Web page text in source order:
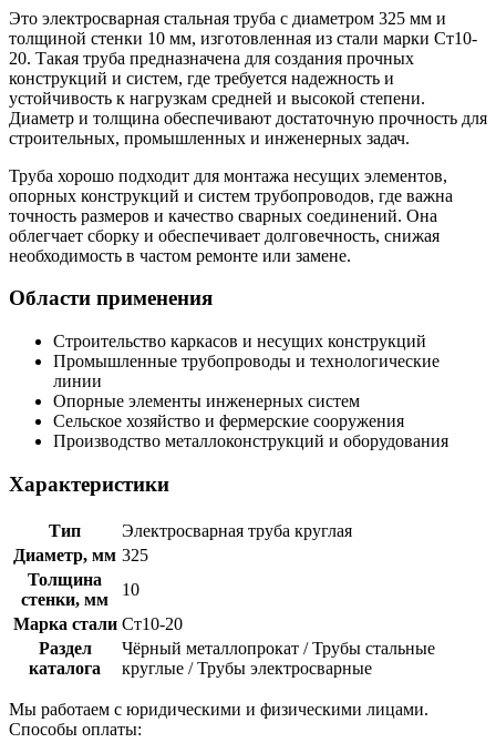
Это электросварная стальная труба с диаметром 325 мм и
толщиной стенки 10 мм, изготовленная из стали марки Ст10-
20. Такая труба предназначена для создания прочных
конструкций и систем, где требуется надежность и
устойчивость к нагрузкам средней и высокой степени.
Диаметр и толщина обеспечивают достаточную прочность для
строительных, промышленных и инженерных задач.
Труба хорошо подходит для монтажа несущих элементов,
опорных конструкций и систем трубопроводов, где важна
точность размеров и качество сварных соединений. Она
облегчает сборку и обеспечивает долговечность, снижая
необходимость в частом ремонте или замене.
Области применения
Строительство каркасов и несущих конструкций
Промышленные трубопроводы и технологические
линии
Опорные элементы инженерных систем
Сельское хозяйство и фермерские сооружения
Производство металлоконструкций и оборудования
Характеристики
Тип
Электросварная труба круглая
Диаметр, мм 325
Толщина
стенки, мм
10
Марка стали Ст10-20
Раздел
каталога
Чёрный металлопрокат / Трубы стальные
круглые / Трубы электросварные
Мы работаем с юридическими и физическими лицами.
Способы оплаты: